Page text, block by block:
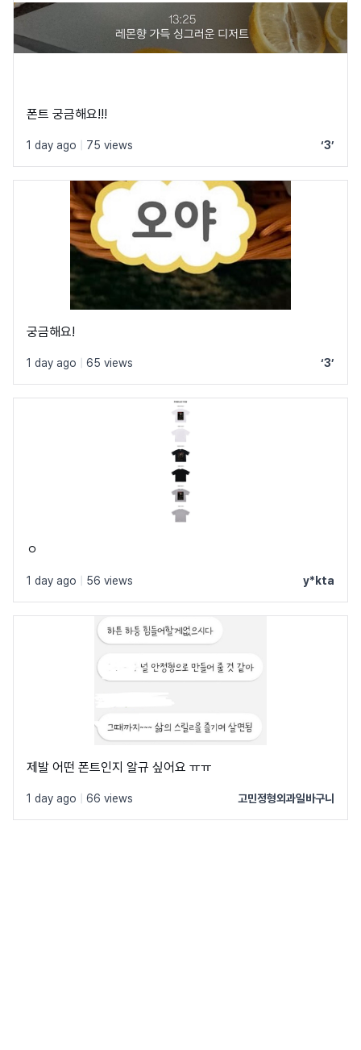
폰트 궁금해요!!!
1 day ago 75 views ‘3’
궁금해요!
1 day ago 65 views ‘3’
ㅇ
1 day ago 56 views y*kta
제발 어떤 폰트인지 알규 싶어요 ㅠㅠ
1 day ago 66 views 고민정형외과일바구니